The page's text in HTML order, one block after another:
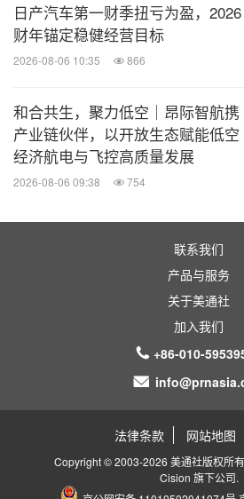
日产汽车第一财季扭亏为盈，2026
财年锚定稳健经营目标
2026-08-06 10:35 866
和合共生，聚力低空｜昂际智航携
产业链伙伴，以开放生态赋能低空
经济航电与飞控高质量发展
2026-08-06 09:38 754
联系我们
产品与服务
关于美通社
加入我们
+86-010-
法律条款 网站地图
Copyright © 2003-2026 美通社版权所
Cision 旗下公司.